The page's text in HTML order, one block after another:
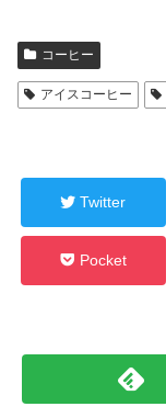
コーヒー
アイスコーヒー
Twitter
Pocket